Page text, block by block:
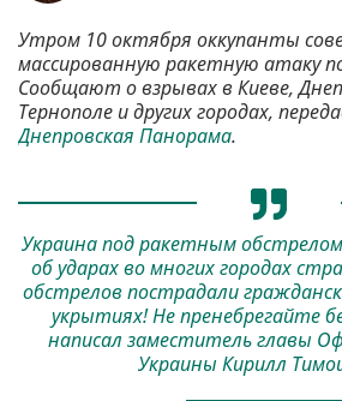
Утром 10 октября оккупанты
массированную ракетную атаку
Сообщают о взрывах в Киеве,
Тернополе и других городах,
Днепровская Панорама.
Украина под ракетным
об ударах во многих городах
обстрелов пострадали
укрытиях! Не пренебрегайте
написал заместитель главы
Украины Кирилл